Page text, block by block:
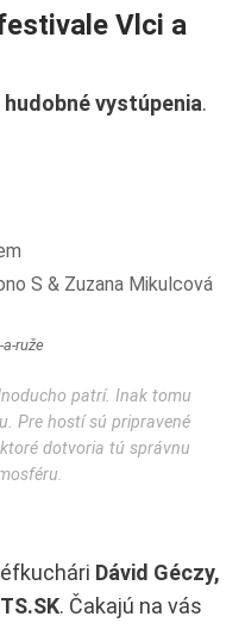
Vlci a
hudobné vystúpenia.
S & Zuzana Mikulcová
patrí. Inak tomu
Pre hostí sú pripravené
dotvoria tú správnu
Dávid Géczy,
. Čakajú na vás